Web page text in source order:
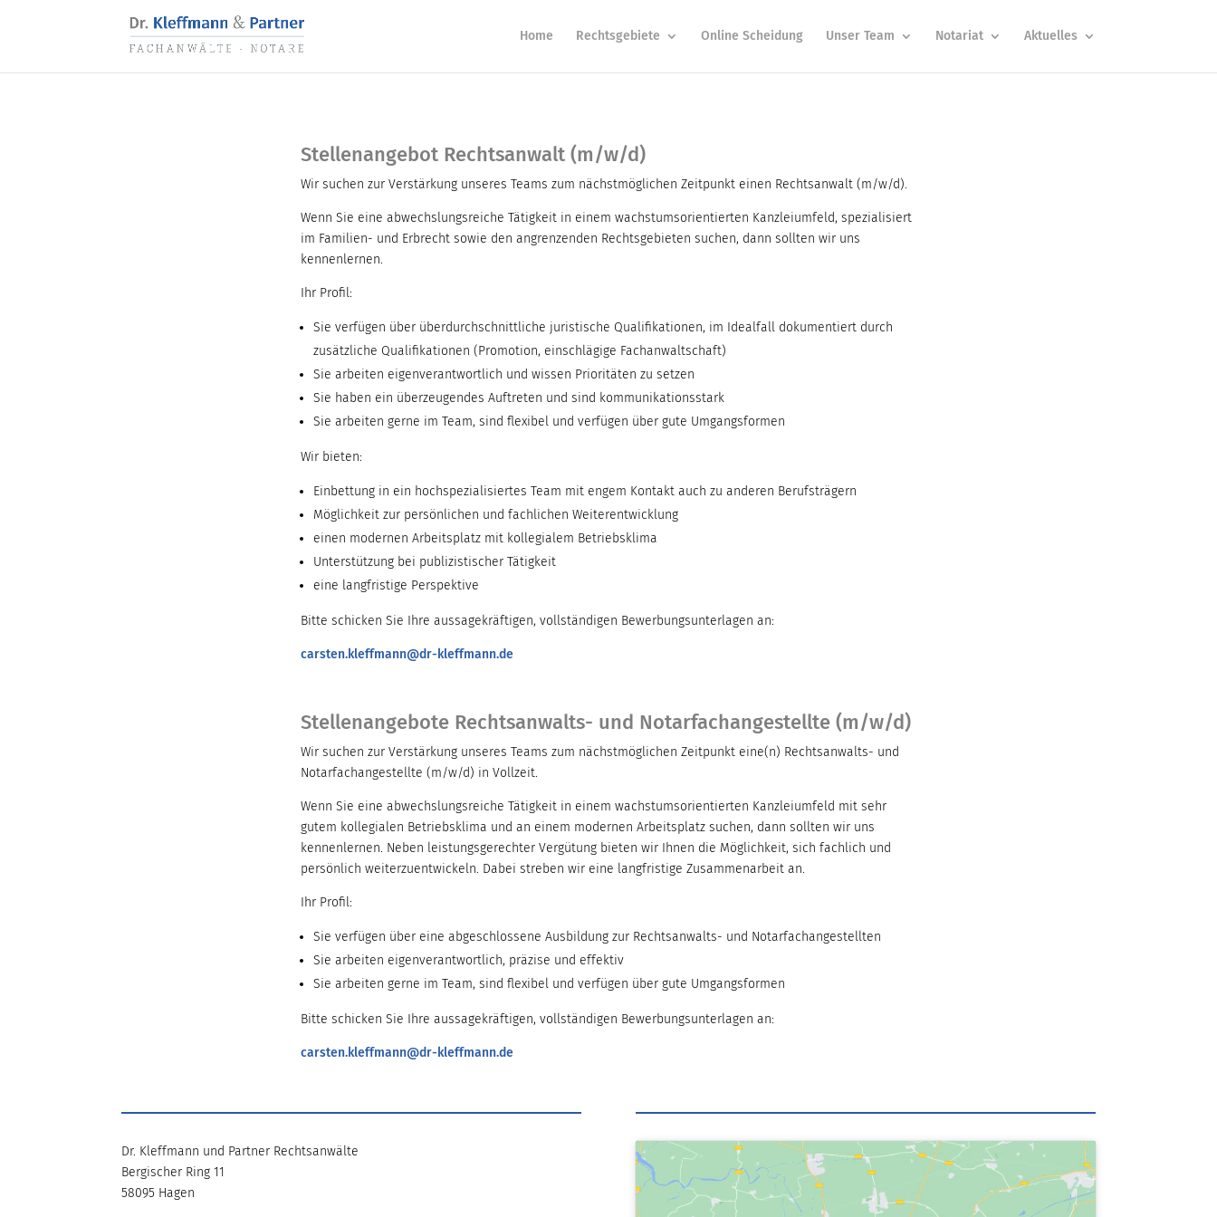
Home Rechtsgebiete Online Scheidung Unser Team Notariat Aktuelles
Stellenangebot Rechtsanwalt (m/w/d)
Wir suchen zur Verstärkung unseres Teams zum nächstmöglichen Zeitpunkt einen Rechtsanwalt (m/w/d).
Wenn Sie eine abwechslungsreiche Tätigkeit in einem wachstumsorientierten Kanzleiumfeld, spezialisiert
im Familien- und Erbrecht sowie den angrenzenden Rechtsgebieten suchen, dann sollten wir uns
kennenlernen.
Ihr Profil:
Sie verfügen über überdurchschnittliche juristische Qualifikationen, im Idealfall dokumentiert durch
zusätzliche Qualifikationen (Promotion, einschlägige Fachanwaltschaft)
Sie arbeiten eigenverantwortlich und wissen Prioritäten zu setzen
Sie haben ein überzeugendes Auftreten und sind kommunikationsstark
Sie arbeiten gerne im Team, sind flexibel und verfügen über gute Umgangsformen
Wir bieten:
Einbettung in ein hochspezialisiertes Team mit engem Kontakt auch zu anderen Berufsträgern
Möglichkeit zur persönlichen und fachlichen Weiterentwicklung
einen modernen Arbeitsplatz mit kollegialem Betriebsklima
Unterstützung bei publizistischer Tätigkeit
eine langfristige Perspektive
Bitte schicken Sie Ihre aussagekräftigen, vollständigen Bewerbungsunterlagen an:
carsten.kleffmann@dr-kleffmann.de
Stellenangebote Rechtsanwalts- und Notarfachangestellte (m/w/d)
Wir suchen zur Verstärkung unseres Teams zum nächstmöglichen Zeitpunkt eine(n) Rechtsanwalts- und
Notarfachangestellte (m/w/d) in Vollzeit.
Wenn Sie eine abwechslungsreiche Tätigkeit in einem wachstumsorientierten Kanzleiumfeld mit sehr
gutem kollegialen Betriebsklima und an einem modernen Arbeitsplatz suchen, dann sollten wir uns
kennenlernen. Neben leistungsgerechter Vergütung bieten wir Ihnen die Möglichkeit, sich fachlich und
persönlich weiterzuentwickeln. Dabei streben wir eine langfristige Zusammenarbeit an.
Ihr Profil:
Sie verfügen über eine abgeschlossene Ausbildung zur Rechtsanwalts- und Notarfachangestellten
Sie arbeiten eigenverantwortlich, präzise und effektiv
Sie arbeiten gerne im Team, sind flexibel und verfügen über gute Umgangsformen
Bitte schicken Sie Ihre aussagekräftigen, vollständigen Bewerbungsunterlagen an:
carsten.kleffmann@dr-kleffmann.de
Dr. Kleffmann und Partner Rechtsanwälte
Bergischer Ring 11
58095 Hagen